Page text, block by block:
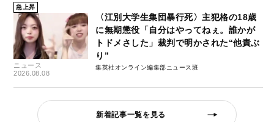
急上昇
ニュース
2026.08.08
〈江別大学生集団暴行死〉主犯格の18歳
に無期懲役「自分はやってねぇ。誰かが
トドメさした」裁判で明かされた“他責ぶ
り”
集英社オンライン編集部ニュース班
新着記事一覧を見る